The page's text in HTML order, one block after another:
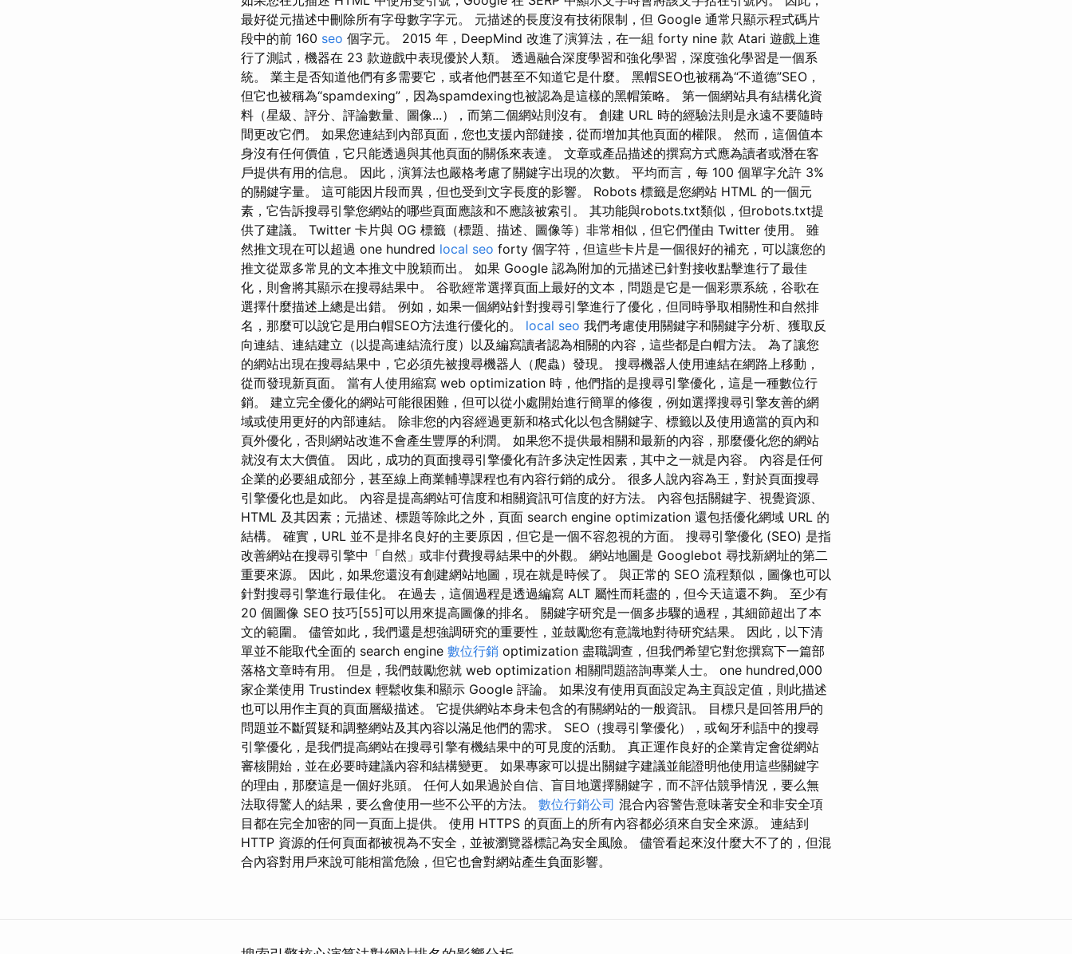
最好從元描述中刪除所有字母數字字元。 元描述的長度沒有技術限制，但 Google 通常只顯示程式碼片
段中的前 160 seo 個字元。 2015 年，DeepMind 改進了演算法，在一組 forty nine 款 Atari 遊戲上進
行了測試，機器在 23 款遊戲中表現優於人類。 透過融合深度學習和強化學習，深度強化學習是一個系
統。 業主是否知道他們有多需要它，或者他們甚至不知道它是什麼。 黑帽SEO也被稱為“不道德”SEO，
但它也被稱為“spamdexing”，因為spamdexing也被認為是這樣的黑帽策略。 第一個網站具有結構化資
料（星級、評分、評論數量、圖像...），而第二個網站則沒有。 創建 URL 時的經驗法則是永遠不要隨時
間更改它們。 如果您連結到內部頁面，您也支援內部鏈接，從而增加其他頁面的權限。 然而，這個值本
身沒有任何價值，它只能透過與其他頁面的關係來表達。 文章或產品描述的撰寫方式應為讀者或潛在客
戶提供有用的信息。 因此，演算法也嚴格考慮了關鍵字出現的次數。 平均而言，每 100 個單字允許 3%
的關鍵字量。 這可能因片段而異，但也受到文字長度的影響。 Robots 標籤是您網站 HTML 的一個元
素，它告訴搜尋引擎您網站的哪些頁面應該和不應該被索引。 其功能與robots.txt類似，但robots.txt提
供了建議。 Twitter 卡片與 OG 標籤（標題、描述、圖像等）非常相似，但它們僅由 Twitter 使用。 雖
然推文現在可以超過 one hundred local seo forty 個字符，但這些卡片是一個很好的補充，可以讓您的
推文從眾多常見的文本推文中脫穎而出。 如果 Google 認為附加的元描述已針對接收點擊進行了最佳
化，則會將其顯示在搜尋結果中。 谷歌經常選擇頁面上最好的文本，問題是它是一個彩票系統，谷歌在
選擇什麼描述上總是出錯。 例如，如果一個網站針對搜尋引擎進行了優化，但同時爭取相關性和自然排
名，那麼可以說它是用白帽SEO方法進行優化的。 local seo 我們考慮使用關鍵字和關鍵字分析、獲取反
向連結、連結建立（以提高連結流行度）以及編寫讀者認為相關的內容，這些都是白帽方法。 為了讓您
的網站出現在搜尋結果中，它必須先被搜尋機器人（爬蟲）發現。 搜尋機器人使用連結在網路上移動，
從而發現新頁面。 當有人使用縮寫 web optimization 時，他們指的是搜尋引擎優化，這是一種數位行
銷。 建立完全優化的網站可能很困難，但可以從小處開始進行簡單的修復，例如選擇搜尋引擎友善的網
域或使用更好的內部連結。 除非您的內容經過更新和格式化以包含關鍵字、標籤以及使用適當的頁內和
頁外優化，否則網站改進不會產生豐厚的利潤。 如果您不提供最相關和最新的內容，那麼優化您的網站
就沒有太大價值。 因此，成功的頁面搜尋引擎優化有許多決定性因素，其中之一就是內容。 內容是任何
企業的必要組成部分，甚至線上商業輔導課程也有內容行銷的成分。 很多人說內容為王，對於頁面搜尋
引擎優化也是如此。 內容是提高網站可信度和相關資訊可信度的好方法。 內容包括關鍵字、視覺資源、
HTML 及其因素；元描述、標題等除此之外，頁面 search engine optimization 還包括優化網域 URL 的
結構。 確實，URL 並不是排名良好的主要原因，但它是一個不容忽視的方面。 搜尋引擎優化 (SEO) 是指
改善網站在搜尋引擎中「自然」或非付費搜尋結果中的外觀。 網站地圖是 Googlebot 尋找新網址的第二
重要來源。 因此，如果您還沒有創建網站地圖，現在就是時候了。 與正常的 SEO 流程類似，圖像也可以
針對搜尋引擎進行最佳化。 在過去，這個過程是透過編寫 ALT 屬性而耗盡的，但今天這還不夠。 至少有
20 個圖像 SEO 技巧[55]可以用來提高圖像的排名。 關鍵字研究是一個多步驟的過程，其細節超出了本
文的範圍。 儘管如此，我們還是想強調研究的重要性，並鼓勵您有意識地對待研究結果。 因此，以下清
單並不能取代全面的 search engine 數位行銷 optimization 盡職調查，但我們希望它對您撰寫下一篇部
落格文章時有用。 但是，我們鼓勵您就 web optimization 相關問題諮詢專業人士。 one hundred,000
家企業使用 Trustindex 輕鬆收集和顯示 Google 評論。 如果沒有使用頁面設定為主頁設定值，則此描述
也可以用作主頁的頁面層級描述。 它提供網站本身未包含的有關網站的一般資訊。 目標只是回答用戶的
問題並不斷質疑和調整網站及其內容以滿足他們的需求。 SEO（搜尋引擎優化），或匈牙利語中的搜尋
引擎優化，是我們提高網站在搜尋引擎有機結果中的可見度的活動。 真正運作良好的企業肯定會從網站
審核開始，並在必要時建議內容和結構變更。 如果專家可以提出關鍵字建議並能證明他使用這些關鍵字
的理由，那麼這是一個好兆頭。 任何人如果過於自信、盲目地選擇關鍵字，而不評估競爭情況，要么無
法取得驚人的結果，要么會使用一些不公平的方法。 數位行銷公司 混合內容警告意味著安全和非安全項
目都在完全加密的同一頁面上提供。 使用 HTTPS 的頁面上的所有內容都必須來自安全來源。 連結到
HTTP 資源的任何頁面都被視為不安全，並被瀏覽器標記為安全風險。 儘管看起來沒什麼大不了的，但混
合內容對用戶來說可能相當危險，但它也會對網站產生負面影響。